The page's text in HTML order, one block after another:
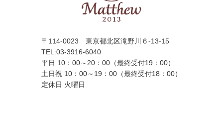
〒114-0023 東京都北区滝野川６-13-15
TEL:03-3916-6040
平日 10：00～20：00（最終受付19：00）
土日祝 10：00～19：00（最終受付18：00）
定休日 火曜日